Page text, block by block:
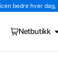
bedre hver
Netbutikk